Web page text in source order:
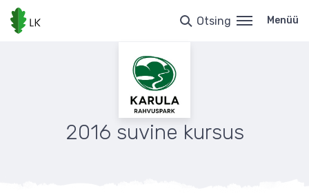
Liigu
edasi
põhisisu
Otsing Menüü
2016 suvine kursus